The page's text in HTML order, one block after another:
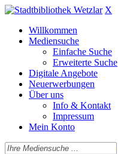
X
Willkommen
Mediensuche
Einfache Suche
Erweiterte Suche
Digitale Angebote
Neuerwerbungen
Über uns
Info & Kontakt
Impressum
Mein Konto